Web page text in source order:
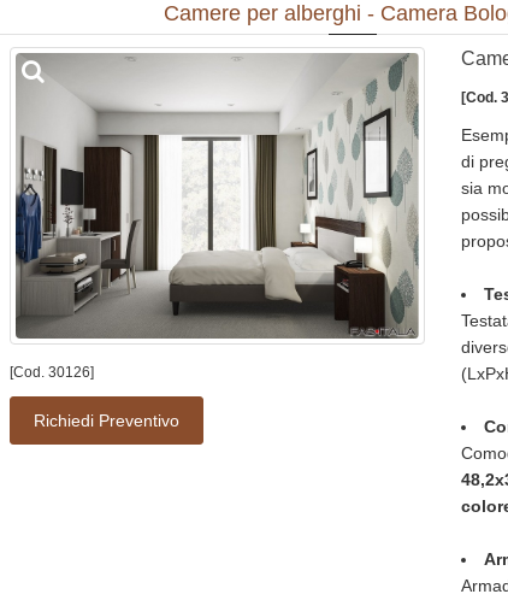
Camere per alberghi - Camera
[Cod. 30126]
Richiedi Preventivo
[Cod.
di
sia